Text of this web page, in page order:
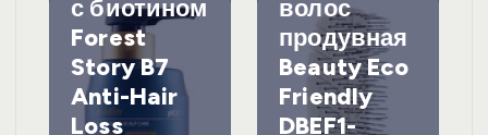
с биотином
Forest
Story B7
Anti-Hair
Loss
волос
продувная
Beauty Eco
Friendly
DBEF1-